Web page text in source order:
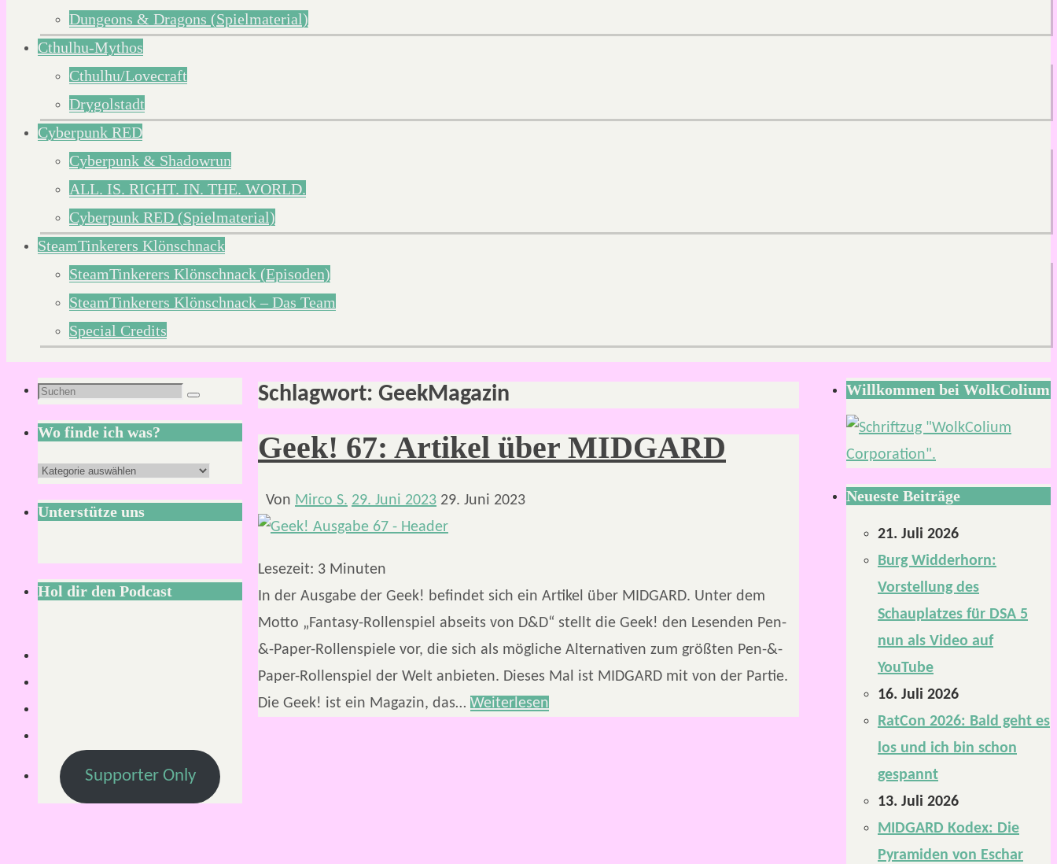
Dungeons & Dragons (Spielmaterial)
Cthulhu-Mythos
Cthulhu/Lovecraft
Drygolstadt
Cyberpunk RED
Cyberpunk & Shadowrun
ALL. IS. RIGHT. IN. THE. WORLD.
Cyberpunk RED (Spielmaterial)
SteamTinkerers Klönschnack
SteamTinkerers Klönschnack (Episoden)
SteamTinkerers Klönschnack – Das Team
Special Credits
Schlagwort: GeekMagazin
Geek! 67: Artikel über MIDGARD
Von Mirco S. 29. Juni 2023 29. Juni 2023
Lesezeit: 3 Minuten
In der Ausgabe der Geek! befindet sich ein Artikel über MIDGARD. Unter dem
Motto „Fantasy-Rollenspiel abseits von D&D“ stellt die Geek! den Lesenden Pen-
&-Paper-Rollenspiele vor, die sich als mögliche Alternativen zum größten Pen-&-
Paper-Rollenspiel der Welt anbieten. Dieses Mal ist MIDGARD mit von der Partie.
Die Geek! ist ein Magazin, das… Weiterlesen
Suchen
nach:
Suchen
Wo finde ich was?
Wo
finde
ich
Unterstütze uns
Hol dir den Podcast
Supporter Only
Willkommen bei WolkColium
Neueste Beiträge
21. Juli 2026
Burg Widderhorn:
Vorstellung des
Schauplatzes für DSA 5
nun als Video auf
YouTube
16. Juli 2026
RatCon 2026: Bald geht es
los und ich bin schon
gespannt
13. Juli 2026
MIDGARD Kodex: Die
Pyramiden von Eschar